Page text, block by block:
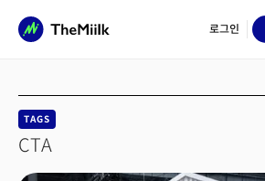
로그인
TAGS
CTA